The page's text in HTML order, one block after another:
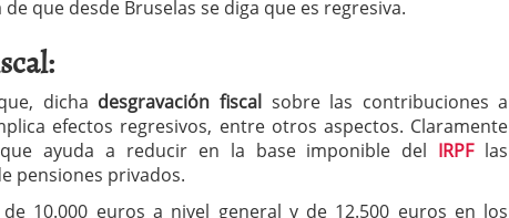
Cómo aprovechar esta opción para gestionar tus
herencia también es una decisión financiera: cómo anticiparte
21 de noviembre de 2025
un software punto de venta? 3 de octubre de 2025
que desde Bruselas se diga que es regresiva.
dicha desgravación fiscal sobre las contribuciones a
efectos regresivos, entre otros aspectos. Claramente
ayuda a reducir en la base imponible del IRPFlas
pensiones privados.
10.000 euros a nivel general y de 12.500 euros en los